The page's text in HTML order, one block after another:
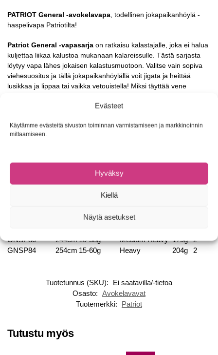
Evästeet
Käytämme evästeitä sivuston toiminnan varmistamiseen ja markkinoinnin
mittaamiseen.
Hyväksy
Kiellä
Näytä asetukset
PATRIOT General -avokelavapa, todellinen jokapaikanhöylä -
haspelivapa Patriotilta!
Patriot General -vapasarja on ratkaisu kalastajalle, joka ei halua
kuljettaa liikaa kalustoa mukanaan kalareissulle. Tästä sarjasta
löytyy vapa lähes jokaisen kalastusmuotoon. Valitse vain sopiva
viehesuositus ja tällä jokapaikanhöylällä voit jigata ja heittää
lusikkaa ja lippaa tai vaikka vetouistella! Miksi täyttää vene
2-osainen
Keraamiset vaparenkaat
Patriot General -heittovavat
Viehepaino
5-25g Medium
GNSP80
244cm10-38g Medium Heavy 179g
2
GNSP84
254cm 15-60g Heavy 204g 2
Tuotetunnus (SKU):
Ei saatavilla/-tietoa
Osasto: Avokelavavat
Tuotemerkki:
Patriot
Tutustu myös